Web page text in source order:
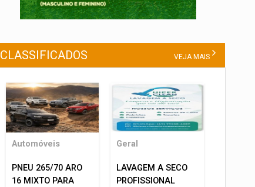
CLASSIFICADOS VEJA MAIS
Automóveis
PNEU 265/70 ARO
16 MIXTO PARA
Geral
LAVAGEM A SECO
PROFISSIONAL